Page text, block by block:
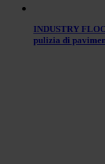
INDUSTRY
pulizia di